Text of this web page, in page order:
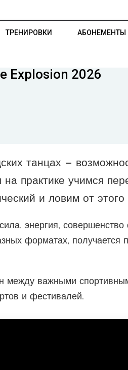
ТРЕНИРОВКИ АБОНЕМЕНТЫ
Explosion 2026
танцах –
практике учимся
и ловим от
энергия,
форматах, получается
между важными
и фестивалей.